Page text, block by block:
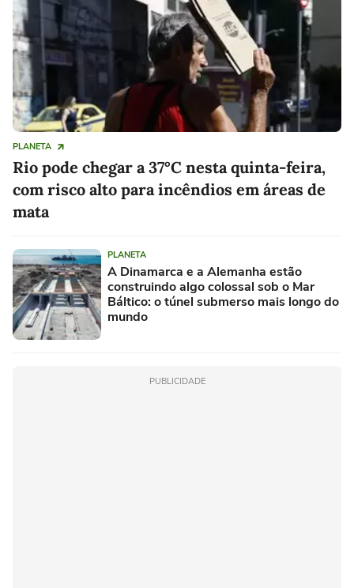
PLANETA
Rio pode chegar a 37°C nesta quinta-feira,
com risco alto para incêndios em áreas de
mata
PLANETA
A Dinamarca e a Alemanha estão
construindo algo colossal sob o Mar
Báltico: o túnel submerso mais longo do
mundo
PUBLICIDADE